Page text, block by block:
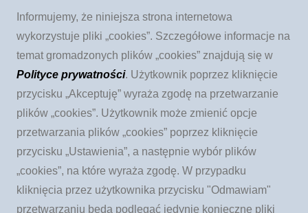
Chrześcijańskiej im. Ks.
Piotra Skargi
ul. Augustiańska 28
31-064 Kraków
wyślij e-mail:
kontakt@ApostolatFatimy.pl
Informujemy, że niniejsza strona internetowa
wykorzystuje pliki „cookies”. Szczegółowe informacje na
temat gromadzonych plików „cookies” znajdują się w
Polityce prywatności. Użytkownik poprzez kliknięcie
przycisku „Akceptuję” wyraża zgodę na przetwarzanie
plików „cookies”. Użytkownik może zmienić opcje
przetwarzania plików „cookies” poprzez kliknięcie
przycisku „Ustawienia”, a następnie wybór plików
„cookies”, na które wyraża zgodę. W przypadku
kliknięcia przez użytkownika przycisku "Odmawiam"
przetwarzaniu będą podlegać jedynie konieczne pliki